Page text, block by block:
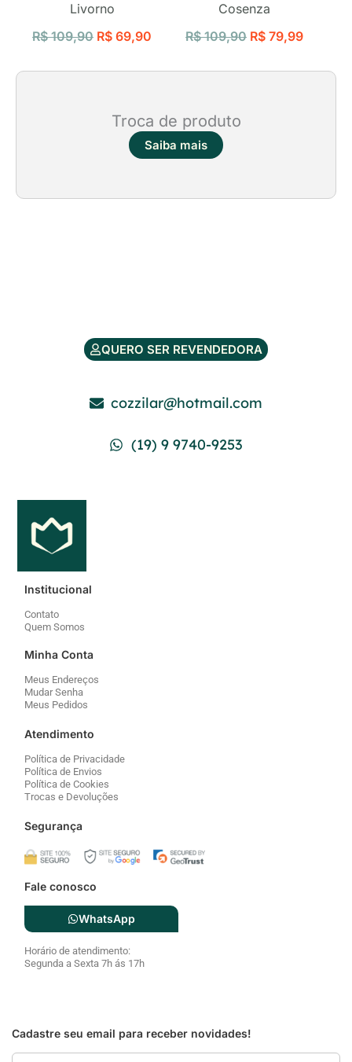
Livorno
R$109,90 R$ 69,90
Cosenza
R$109,90 R$ 79,99
Troca de produto
Saiba mais
(19) 9 9740-9253
Contato
Quem Somos
Minha Conta
Meus Endereços
Mudar Senha
Atendimento
Política de Privacidade
Política de Envios
Política de Cookies
Trocas e Devoluções
Segurança
Fale conosco
WhatsApp
Horário de atendimento:
Segunda a Sexta 7h ás 17h
Cadastre seu email para receber novidades!
Email
Pagamentos